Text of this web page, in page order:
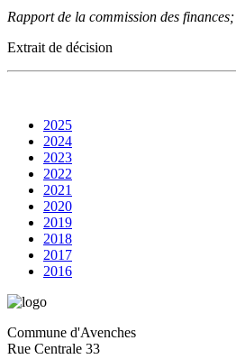
Rapport de la commission des
Extrait de décision
2025
2024
2023
2022
2021
2020
2019
2018
2017
2016
Commune d'Avenches
Rue Centrale 33